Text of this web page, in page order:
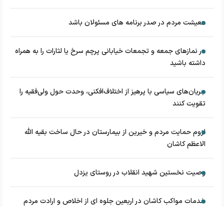
معیشت مردم در صدر برنامه های مسئولان باشد
در نماز‌های جمعه و تجمعات خیابانی پرچم سرخ یا لثارات را به همراه
داشته باشید
جریان‌های سیاسی با پرهیز از اختلاف‌افکنی، وحدت حول ولی‌فقیه را
تقویت کنند
لزوم حمایت مردم و خیرین از بیمارستان در حال ساخت بقیه الله
الاعظم کاشان
وصیت نخستین شهید انقلاب در روستای یزدل
خدمات مواکب کاشان در اربعین جلوه ای از اخلاص و ارادت مردم